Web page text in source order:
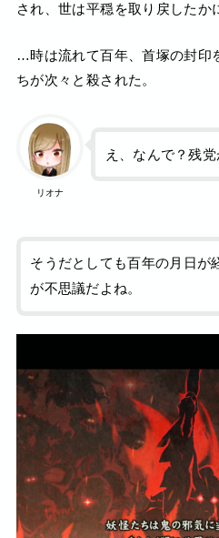
され、世は平穏を取り戻したか
…時は流れて百年、首塚の封印
ちが次々と殺された。
リオナ
え、なんで？残
そうだとしても百年の月日が
が不思議だよね。